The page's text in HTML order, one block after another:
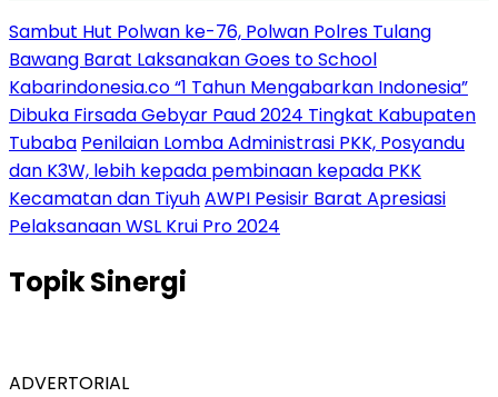
Sambut Hut Polwan ke-76, Polwan Polres Tulang
Bawang Barat Laksanakan Goes to School
Kabarindonesia.co “1 Tahun Mengabarkan Indonesia”
Dibuka Firsada Gebyar Paud 2024 Tingkat Kabupaten
Tubaba Penilaian Lomba Administrasi PKK, Posyandu
dan K3W, lebih kepada pembinaan kepada PKK
Kecamatan dan TiyuhAWPI Pesisir Barat Apresiasi
Pelaksanaan WSL Krui Pro 2024
TopikSinergi
ADVERTORIAL